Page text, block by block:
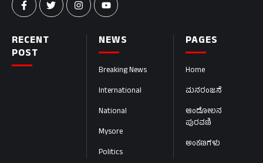
PAGES
Home
ಮನರಂಜನೆ
ಆಂದೋಲನ
ಪುರವಣಿ
ಅಂಕಣಗಳು
NEWS
Breaking News
International
National
Mysore
Politics
RECENT
POST